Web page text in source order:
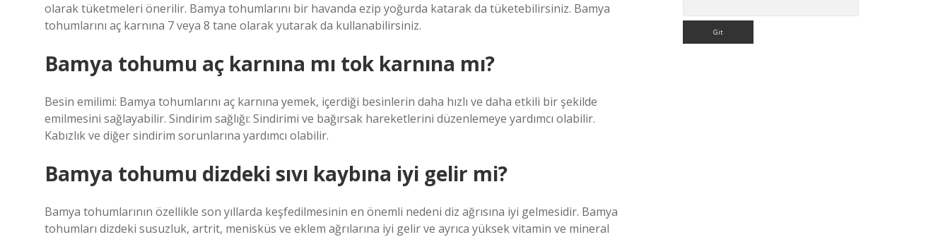
olarak tüketmeleri önerilir. Bamya tohumlarını bir havanda ezip yoğurda katarak da tüketebilirsiniz. Bamya
tohumlarını aç karnına 7 veya 8 tane olarak yutarak da kullanabilirsiniz.
Bamya tohumu aç karnına mı tok karnına mı?
Besin emilimi: Bamya tohumlarını aç karnına yemek, içerdiği besinlerin daha hızlı ve daha etkili bir şekilde
emilmesini sağlayabilir. Sindirim sağlığı: Sindirimi ve bağırsak hareketlerini düzenlemeye yardımcı olabilir.
Kabızlık ve diğer sindirim sorunlarına yardımcı olabilir.
Bamya tohumu dizdeki sıvı kaybına iyi gelir mi?
Bamya tohumlarının özellikle son yıllarda keşfedilmesinin en önemli nedeni diz ağrısına iyi gelmesidir. Bamya
tohumları dizdeki susuzluk, artrit, menisküs ve eklem ağrılarına iyi gelir ve ayrıca yüksek vitamin ve mineral